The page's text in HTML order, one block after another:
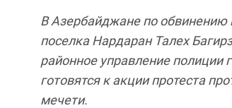
В Азербайджане по обвинению
поселка Нардаран Талех
районное управление
готовятся к акции протеста
мечети.